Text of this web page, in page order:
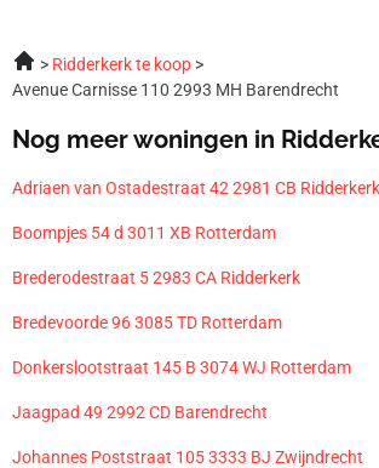
Ridderkerk te koop
Avenue Carnisse 110 2993 MH Barendrecht
Nog meer woningen in
Adriaen van Ostadestraat 42 2981 CB Ridderkerk
Boompjes 54 d 3011 XB Rotterdam
Brederodestraat 5 2983 CA Ridderkerk
Bredevoorde 96 3085 TD Rotterdam
Donkerslootstraat 145 B 3074 WJ Rotterdam
Jaagpad 49 2992 CD Barendrecht
Johannes Poststraat 105 3333 BJ Zwijndrecht